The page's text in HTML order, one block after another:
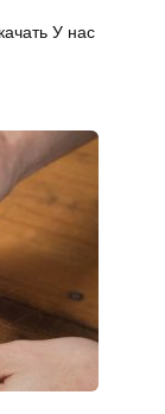
У нас